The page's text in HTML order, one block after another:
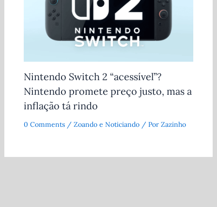
Nintendo Switch 2 “acessível”?
Nintendo promete preço justo, mas a
inflação tá rindo
0 Comments / Zoando e Noticiando/ Por Zazinho